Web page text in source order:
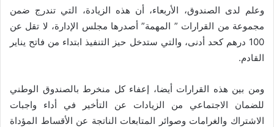
وعلم لدى الصندوق، الأربعاء، أن هذه الزيادة، التي تندرج ضمن
مجموعة من القرارات ” المهمة” أصدرها مجلس الإدارة، لا تقل عن
100 درهم كحد أدنى، والتي ستدخل حيز التنفيذ ابتداء من فاتح يناير
القادم.
ومن بين هذه القرارات أيضا، إعفاء كل منخرط بالصندوق الوطني
للضمان الاجتماعي من الزيادات عن التأخير في أداء واجبات
الاشتراك والغرامات وصوائر المتابعات الناتجة عن الأقساط المؤداة